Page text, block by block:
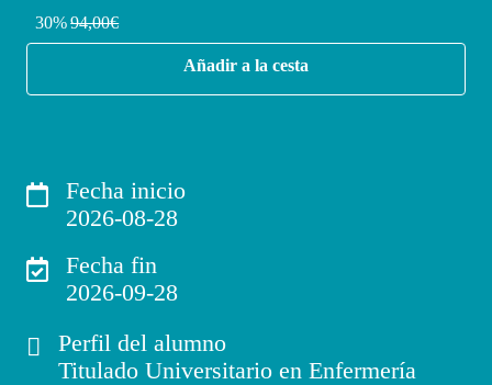
30%94,00€
Añadir a la cesta
Fecha inicio
2026-08-28
Fecha fin
2026-09-28
Perfil del alumno
Titulado Universitario en Enfermería